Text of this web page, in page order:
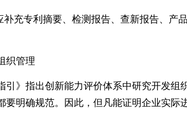
补充专利摘要、检测报告、查新报告、产
管理
》指出创新能力评价体系中研究开发组
要明确规范。因此，但凡能证明企业实